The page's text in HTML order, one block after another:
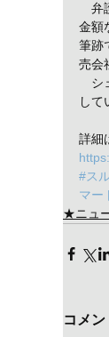
弁
金額
筆跡
売会
シ
して
詳細
#ス
マー
★ニュ
コメン